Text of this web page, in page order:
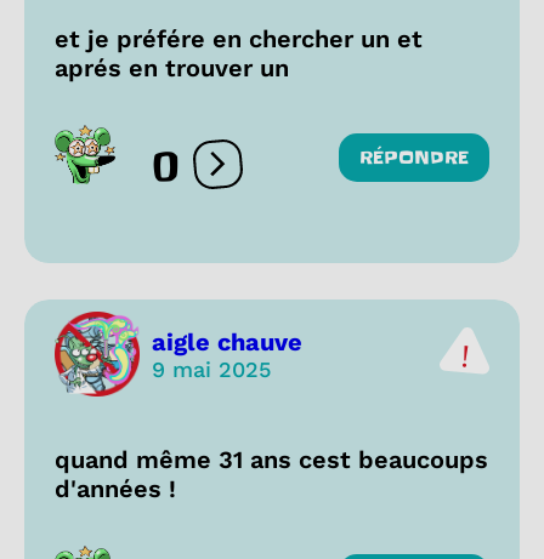
et je préfére en chercher un et
aprés en trouver un
0 Ouvrir les réactions
RÉPONDRE
aigle chauve
9 mai 2025
quand même 31 ans cest beaucoups
d'années !